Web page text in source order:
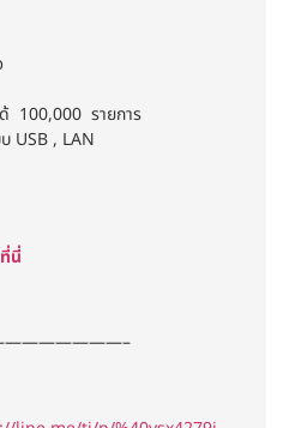
ด้ 100,000 รายการ
USB , LAN
นี่